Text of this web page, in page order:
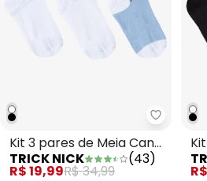
Trick
Kit 3 pares de Meia Cano
Curto Infantil Branco
TRICK NICK (43)
R$ 19,99R$ 34,99